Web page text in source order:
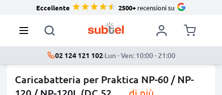
Eccellente 2500+recensioni su
02 124 121 102·Lun - Ven: 10:00 - 21:00
Caricabatteria per Praktica NP-60 / NP-